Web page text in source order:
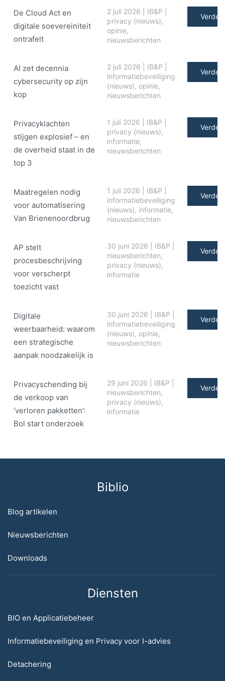
De Cloud Act en
digitale soe­ve­rei­ni­teit
ontrafelt
2 juli 2026 IB&P
privacy (nieuws),
opinie,
nieuwsberichten
Verder
AI zet decennia
cybersecurity op zijn
kop
2 juli 2026 IB&P
informatiebeveiliging
(nieuws), opinie,
nieuwsberichten
Verder
Privacyklachten
stijgen explosief – en
de overheid staat in de
top 3
1 juli 2026 IB&P
privacy (nieuws),
informatie,
nieuwsberichten
Verder
Maatregelen nodig
voor automatisering
Van Brienenoordbrug
1 juli 2026 IB&P
informatiebeveiliging
(nieuws), informatie,
nieuwsberichten
Verder
AP stelt
procesbeschrijving
voor verscherpt
toezicht vast
30 juni 2026 IB&P
nieuwsberichten,
privacy (nieuws),
informatie
Verder
Digitale
weerbaarheid: waarom
een strategische
aanpak noodzakelijk is
30 juni 2026 IB&P
informatiebeveiliging
(nieuws), opinie,
nieuwsberichten
Verder
Privacyschending bij
de verkoop van
‘verloren pakketten’:
Bol start onderzoek
29 juni 2026 IB&P
nieuwsberichten,
privacy (nieuws),
informatie
Verder
Biblio
Blog artikelen
Nieuwsberichten
Downloads
Diensten
BIO en Applicatiebeheer
Informatiebeveiliging en Privacy voor I-advies
Detachering